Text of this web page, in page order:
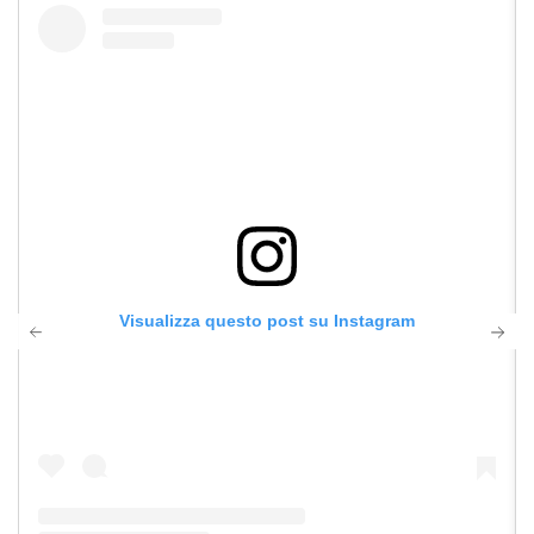
Visualizza questo post su Instagram